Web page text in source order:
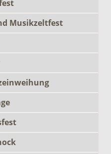
Musikzeltfest